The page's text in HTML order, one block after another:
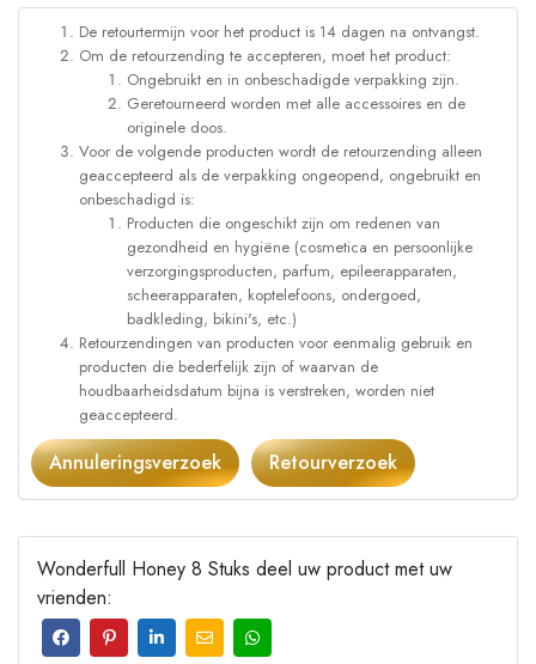
De retourtermijn voor het product is 14 dagen na ontvangst.
Om de retourzending te accepteren, moet het product:
Ongebruikt en in onbeschadigde verpakking zijn.
Geretourneerd worden met alle accessoires en de
originele doos.
Voor de volgende producten wordt de retourzending alleen
geaccepteerd als de verpakking ongeopend, ongebruikt en
onbeschadigd is:
Producten die ongeschikt zijn om redenen van
gezondheid en hygiëne (cosmetica en persoonlijke
verzorgingsproducten, parfum, epileerapparaten,
scheerapparaten, koptelefoons, ondergoed,
badkleding, bikini's, etc.)
Retourzendingen van producten voor eenmalig gebruik en
producten die bederfelijk zijn of waarvan de
houdbaarheidsdatum bijna is verstreken, worden niet
geaccepteerd.
Annuleringsverzoek Retourverzoek
Wonderfull Honey 8 Stuks deel uw product met uw
vrienden: